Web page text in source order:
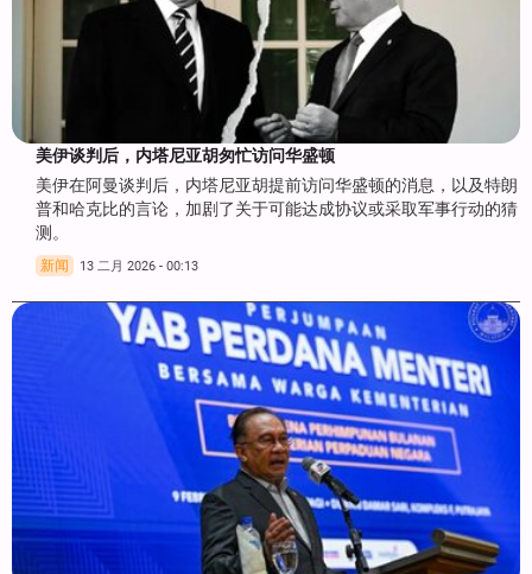
美伊谈判后，内塔尼亚胡匆忙访问华盛顿
美伊在阿曼谈判后，内塔尼亚胡提前访问华盛顿的消息，以及特朗
普和哈克比的言论，加剧了关于可能达成协议或采取军事行动的猜
测。
新闻 13 二月 2026 - 00:13